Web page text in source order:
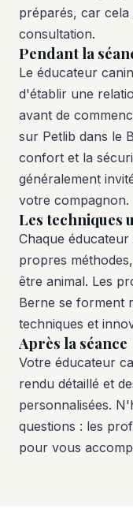
préparés, car
consultation.
Pendant la
Le éducateur
d'établir une
avant de
sur Petlib dans le
confort et la
généralement
votre compagnon.
Les techniques
Chaque
propres
être animal. Les
Berne se forment
techniques et
Après la séance
Votre éducateur
rendu détaillé et
personnalisées.
questions : les
pour vous